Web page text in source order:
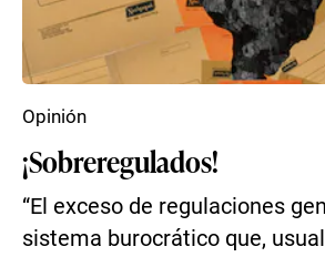
¡Sobreregulados!
“El exceso de regulaciones
sistema burocrático que,
Opinión